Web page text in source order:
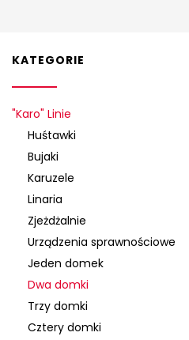
KATEGORIE
"Karo" Linie
Huśtawki
Bujaki
Karuzele
Linaria
Zjeżdżalnie
Urządzenia sprawnościowe
Jeden domek
Dwa domki
Trzy domki
Cztery domki